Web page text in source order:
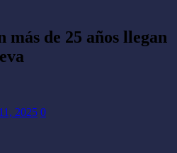
de 25 años llegan
2025 0